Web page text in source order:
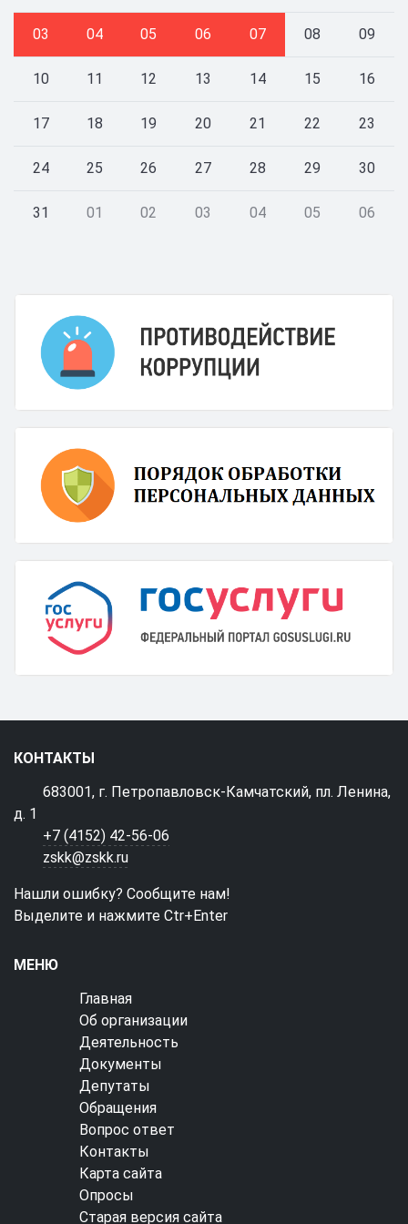
03 04 05 06 07 08 09
10 11 12 13 14 15 16
17 18 19 20 21 22 23
24 25 26 27 28 29 30
31 01 02 03 04 05 06
КОНТАКТЫ
683001, г. Петропавловск-Камчатский, пл. Ленина,
д. 1
+7 (4152) 42-56-06
zskk@zskk.ru
Нашли ошибку? Сообщите нам!
Выделите и нажмите Ctr+Enter
МЕНЮ
Главная
Об организации
Деятельность
Документы
Депутаты
Обращения
Вопрос ответ
Контакты
Карта сайта
Опросы
Старая версия сайта